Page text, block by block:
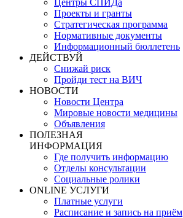
Проекты и гранты
Стратегическая программа
Нормативные документы
Информационный бюллетень
ДЕЙСТВУЙ
Снижай риск
Пройди тест на ВИЧ
НОВОСТИ
Новости Центра
Мировые новости медицины
Объявления
ПОЛЕЗНАЯ
ИНФОРМАЦИЯ
Где получить информацию
Отделы консультации
Социальные ролики
ONLINE УСЛУГИ
Платные услуги
Расписание и запись на приём